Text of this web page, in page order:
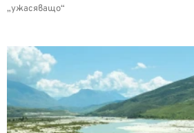
„ужасяващо“